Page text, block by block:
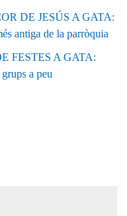
DE JESÚS A GATA:
antiga de la parròquia
FESTES A GATA:
a peu